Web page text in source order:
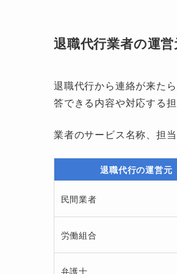
退職代行業者の運
退職代行から連絡が来た
答できる内容や対応する
業者のサービス名称、担
退職代行の運営元
民間業者
労働組合
弁護士